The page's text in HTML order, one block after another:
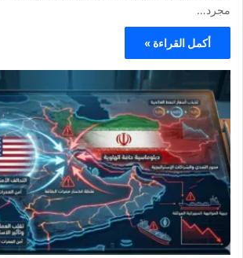
مجرد…
أكمل القراءة »